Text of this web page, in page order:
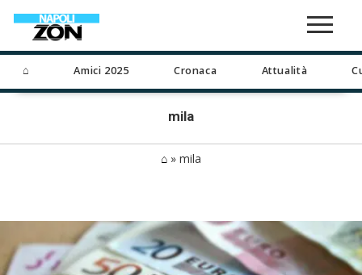
⌂ Amici 2025 Cronaca Attualità
mila
⌂ » mila